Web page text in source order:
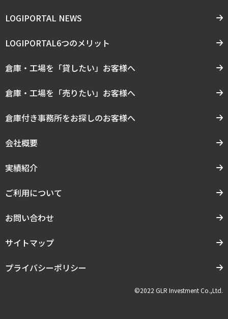
LOGIPORTAL NEWS
LOGIPORTAL6つのメリット
倉庫・工場を「貸したい」お客様へ
倉庫・工場を「売りたい」お客様へ
倉庫付き事務所をお探しのお客様へ
会社概要
実績紹介
ご利用について
お問い合わせ
サイトマップ
プライバシーポリシー
©2022 GLR Investment Co.,Ltd.